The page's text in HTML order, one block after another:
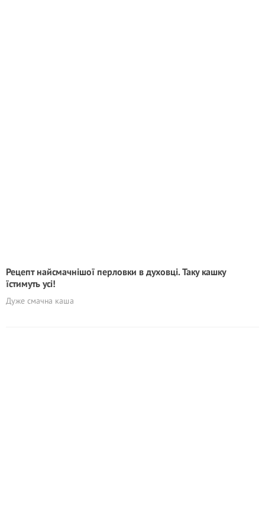
Рецепт найсмачнішої перловки в духовці. Таку кашку
їстимуть усі!
Дуже смачна каша